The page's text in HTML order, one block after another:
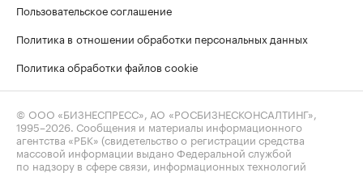
Пользовательское соглашение
Политика в отношении обработки персональных данных
Политика обработки файлов cookie
© ООО «БИЗНЕСПРЕСС», АО «РОСБИЗНЕСКОНСАЛТИНГ»,
1995–2026 . Сообщения и материалы информационного
агентства «РБК» (свидетельство о регистрации средства
массовой информации выдано Федеральной службой
по надзору в сфере связи, информационных технологий